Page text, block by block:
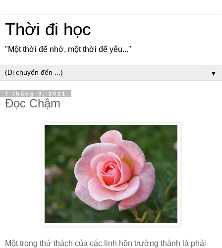
Thời đi học
"Một thời để nhớ, một thời để yêu..."
▼
7 tháng 3, 2021
Đọc Chậm
Một trong thử thách của các linh hồn trưởng thành là phải